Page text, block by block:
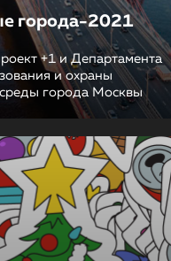
города-2021
+1 и Департамента
и охраны
города Москвы